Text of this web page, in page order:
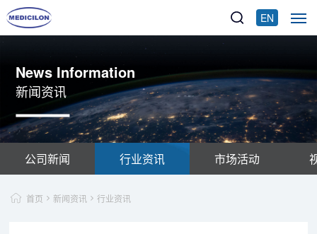
EN
News Information
新闻资讯
公司新闻 行业资讯 市场活动
首页 新闻资讯 行业资讯